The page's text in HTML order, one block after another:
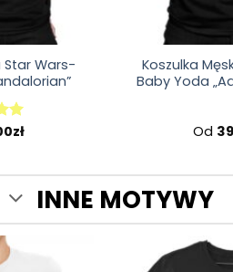
Star Wars-
zł
Koszulka
Baby Yoda
Od
INNE MOTYWY